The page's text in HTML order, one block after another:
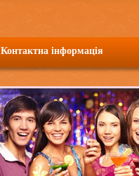
Контактна інформація